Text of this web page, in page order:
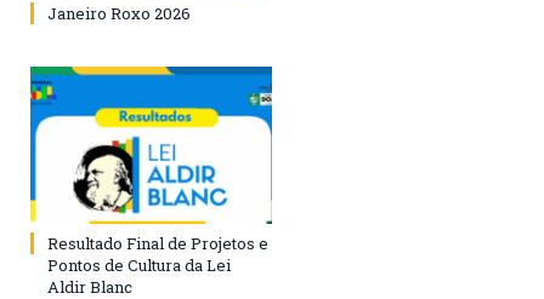
Janeiro Roxo 2026
Resultado Final de Projetos e
Pontos de Cultura da Lei
Aldir Blanc